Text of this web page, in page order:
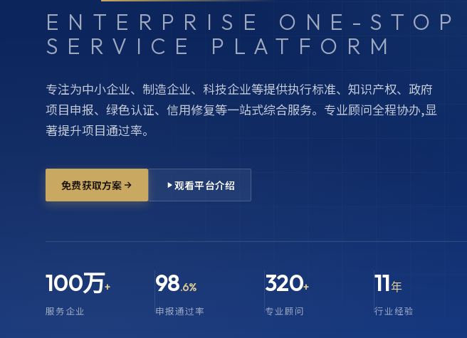
ENTERPRISE ONE-STOP
SERVICE PLATFORM
专注为中小企业、制造企业、科技企业等提供执行标准、知识产权、政府
项目申报、绿色认证、信用修复等一站式综合服务。专业顾问全程协办,显
著提升项目通过率。
免费获取方案 观看平台介绍
100万+
服务企业
98.6%
申报通过率
320+
专业顾问
11年
行业经验